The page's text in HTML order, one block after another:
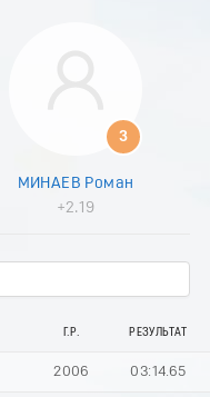
5
8
3
МИНАЕВ Роман
+2.19
Г.Р. РЕЗУЛЬТАТ
2006 03:14.65